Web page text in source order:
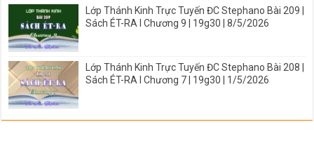
Lớp Thánh Kinh Trực Tuyến ĐC Stephano Bài 209 |
Sách ÉT-RA I Chương 9 | 19g30 | 8/5/2026
Lớp Thánh Kinh Trực Tuyến ĐC Stephano Bài 208 |
Sách ÉT-RA I Chương 7 | 19g30 | 1/5/2026